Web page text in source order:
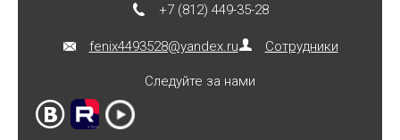
+7 (812) 449-35-28
fenix4493528@yandex.ru Сотрудники
Следуйте за нами